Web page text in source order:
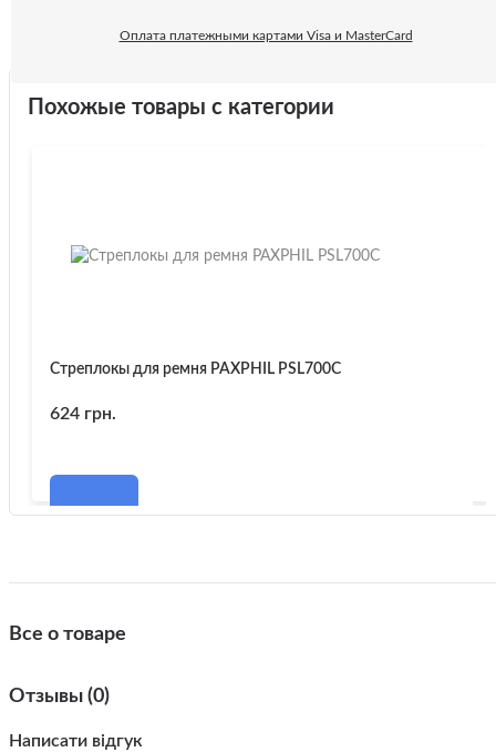
Оплата платежными картами Visa и MasterCard
Похожые товары с категории
Стреплокы для ремня PAXPHIL PSL700C
624 грн.
Все о товаре
Отзывы (0)
Написати відгук